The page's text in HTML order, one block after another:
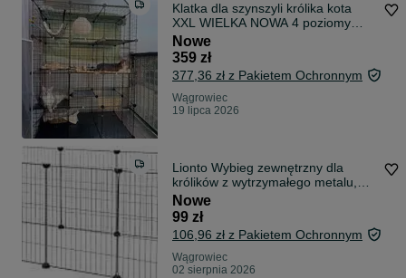
Klatka dla szynszyli królika kota
XXL WIELKA NOWA 4 poziomy
czarna
Nowe
359 zł
377,36 zł z Pakietem Ochronnym
Wągrowiec
19 lipca 2026
Lionto Wybieg zewnętrzny dla
królików z wytrzymałego metalu,
144 x 74 x 46 cm
Nowe
99 zł
106,96 zł z Pakietem Ochronnym
Wągrowiec
02 sierpnia 2026